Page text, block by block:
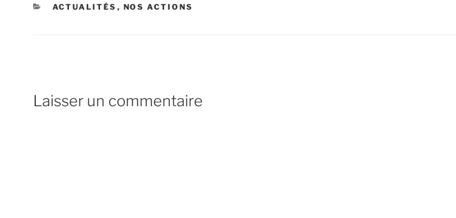
CATÉGORIES
ACTUALITÉS , NOS ACTIONS
Laisser un commentaire